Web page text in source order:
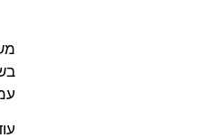
עמד על